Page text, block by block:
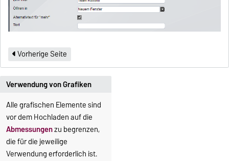
Vorherige Seite
Verwendung von Grafiken
Alle grafischen Elemente sind
vor dem Hochladen auf die
Abmessungenzu begrenzen,
die für die jeweilige
Verwendung erforderlich ist.